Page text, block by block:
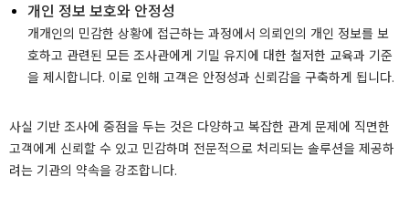
개인 정보 보호와 안정성
개개인의 민감한 상황에 접근하는 과정에서 의뢰인의 개인 정보를 보
호하고 관련된 모든 조사관에게 기밀 유지에 대한 철저한 교육과 기준
을 제시합니다. 이로 인해 고객은 안정성과 신뢰감을 구축하게 됩니다.
사실 기반 조사에 중점을 두는 것은 다양하고 복잡한 관계 문제에 직면한
고객에게 신뢰할 수 있고 민감하며 전문적으로 처리되는 솔루션을 제공하
려는 기관의 약속을 강조합니다.